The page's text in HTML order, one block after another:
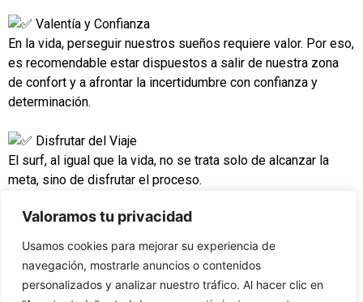
Valoramos tu privacidad
Usamos cookies para mejorar su experiencia de
navegación, mostrarle anuncios o contenidos
personalizados y analizar nuestro tráfico. Al hacer clic en
Valentía y Confianza
En la vida, perseguir nuestros sueños requiere valor. Por eso,
es recomendable estar dispuestos a salir de nuestra zona
de confort y a afrontar la incertidumbre con confianza y
determinación.
Disfrutar del Viaje
El surf, al igual que la vida, no se trata solo de alcanzar la
meta, sino de disfrutar el proceso.
aprendemos a lo largo del camino son tan valiosas como el
destino final.
Por eso, permítete disfrutar de cada momento, de cada
pequeña gran victoria, y aprende a apreciar la belleza del
viaje, mientras surfeas